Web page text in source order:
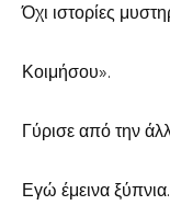
Όχι ιστορίες
Κοιμήσου».
Γύρισε από την
Εγώ έμεινα ξύπνια.